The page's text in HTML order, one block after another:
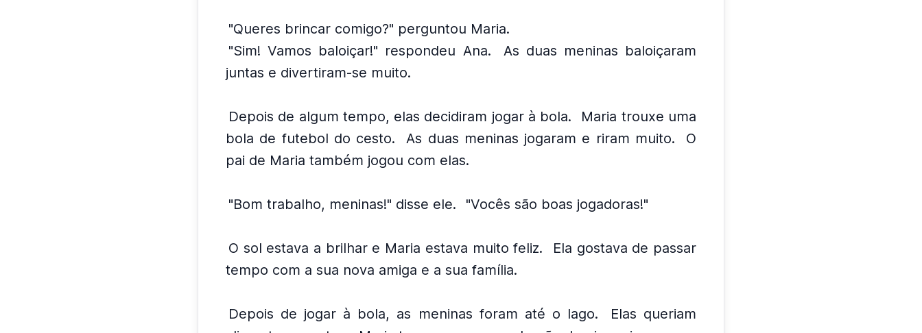
"Queres brincar comigo?" perguntou Maria.
"Sim! Vamos baloiçar!" respondeu Ana.
As duas meninas baloiçaram
juntas e divertiram-se muito.
Depois de algum tempo, elas decidiram jogar à bola.
Maria trouxe uma
bola de futebol do cesto.
As duas meninas jogaram e riram muito.
O
pai de Maria também jogou com elas.
"Bom trabalho, meninas!" disse ele. "Vocês são boas jogadoras!"
O sol estava a brilhar e Maria estava muito feliz.
Ela gostava de passar
tempo com a sua nova amiga e a sua família.
Depois de jogar à bola, as meninas foram até o lago.
Elas queriam